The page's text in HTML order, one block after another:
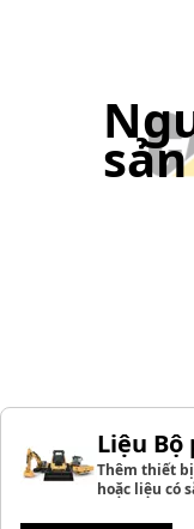
Liệu Bộ
Thêm thiết
hoặc liệu có